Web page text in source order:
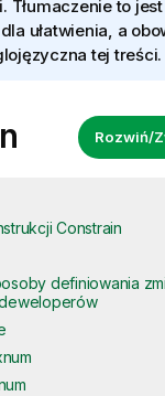
Tłumaczenie to
ułatwienia, a
tej treści.
Rozwiń/
Constrain
definiowania